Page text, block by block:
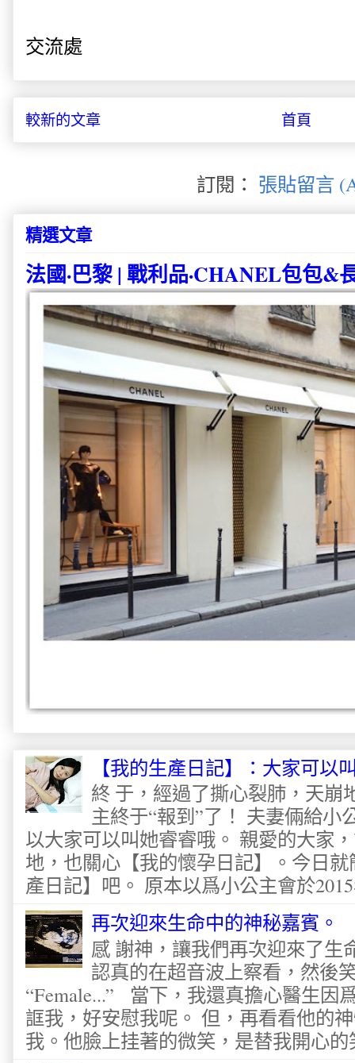
交流處
較新的文章 首頁
訂閱： 張貼留言
精選文章
法國·巴黎 | 戰利品·CHANEL包包&
【我的生產日記】：大家可以
終 于，經過了撕心裂肺，天崩
主終于“報到”了！ 夫妻倆給小
以大家可以叫她睿睿哦。 親愛的大家
地，也關心【我的懷孕日記】。今日
產日記】吧。 原本以爲小公主會於
再次迎來生命中的神秘嘉賓。
感 謝神，讓我們再次迎來了生
認真的在超音波上察看，然後
“Female...” 當下，我還真擔心醫生因
誆我，好安慰我呢。 但，再看看他的
我。他臉上挂著的微笑，是替我開心的